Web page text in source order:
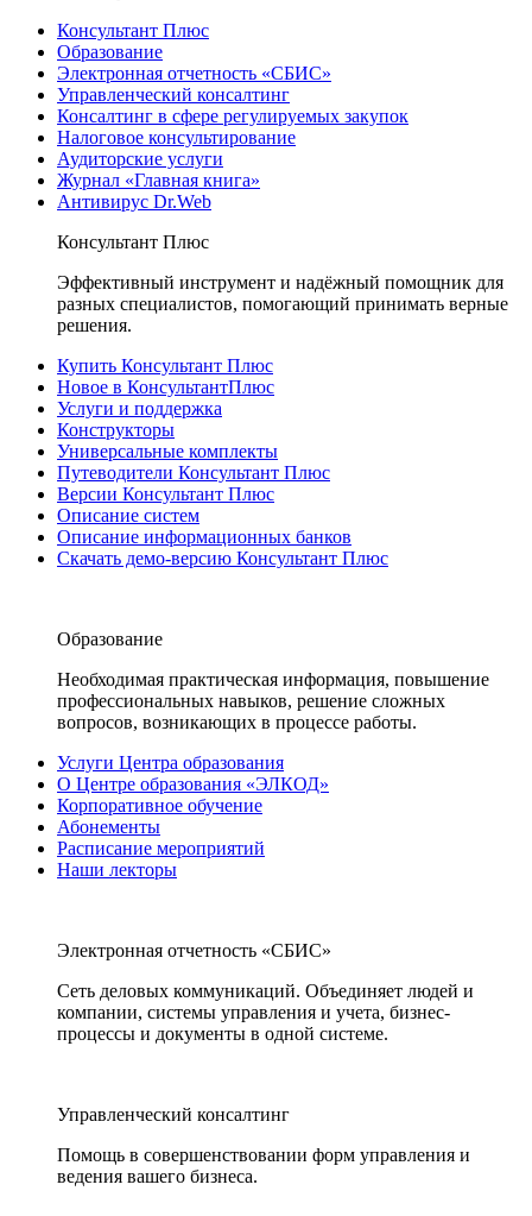
Консультант Плюс
Образование
Электронная отчетность «СБИС»
Управленческий консалтинг
Консалтинг в сфере регулируемых закупок
Налоговое консультирование
Аудиторские услуги
Журнал «Главная книга»
Антивирус Dr.Web
Консультант Плюс
Эффективный инструмент и надёжный помощник для
разных специалистов, помогающий принимать верные
решения.
Купить Консультант Плюс
Новое в КонсультантПлюс
Услуги и поддержка
Конструкторы
Универсальные комплекты
Путеводители Консультант Плюс
Версии Консультант Плюс
Описание систем
Описание информационных банков
Скачать демо-версию Консультант Плюс
Образование
Необходимая практическая информация, повышение
профессиональных навыков, решение сложных
вопросов, возникающих в процессе работы.
Услуги Центра образования
О Центре образования «ЭЛКОД»
Корпоративное обучение
Абонементы
Расписание мероприятий
Наши лекторы
Электронная отчетность «СБИС»
Сеть деловых коммуникаций. Объединяет людей и
компании, системы управления и учета, бизнес-
процессы и документы в одной системе.
Управленческий консалтинг
Помощь в совершенствовании форм управления и
ведения вашего бизнеса.